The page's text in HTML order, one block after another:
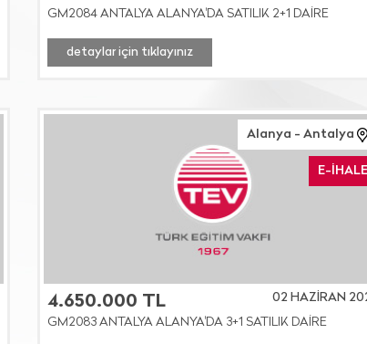
GM2084 ANTALYA ALANYA'DA SATILIK 2+1 DAİRE
detaylar için tıklayınız
Alanya - Antalya
E-İHALE
4.650.000 TL
02 HAZİRAN
GM2083 ANTALYA ALANYA'DA 3+1 SATILIK DAİRE